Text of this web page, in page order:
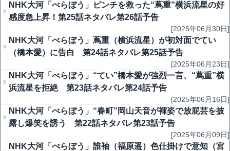
NHK大河「べらぼう」ピンチを救った“蔦重”横浜流星の好
感度急上昇！第25話ネタバレ第26話予告
[2025年06月30日]
NHK大河「べらぼう」蔦重（横浜流星）が初対面でてい
（橋本愛）に告白 第24話ネタバレ第25話予告
[2025年06月23日]
NHK大河「べらぼう」“てい”橋本愛が強烈一言、“蔦重”横
浜流星を拒絶 第23話ネタバレ第24話予告
[2025年06月16日]
NHK大河「べらぼう」“春町”岡山天音が褌姿で放屁芸を披
露し爆笑を誘う 第22話ネタバレ第23話予告
[2025年06月09日]
NHK大河「べらぼう」誰袖（福原遥）色仕掛けで意知（宮